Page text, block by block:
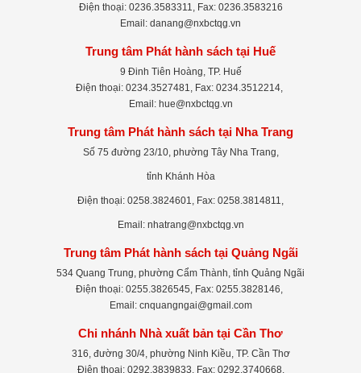
Điện thoại: 0236.3583311, Fax: 0236.3583216
Email: danang@nxbctqg.vn
Trung tâm Phát hành sách tại Huế
9 Đinh Tiên Hoàng, TP. Huế
Điện thoại: 0234.3527481, Fax: 0234.3512214,
Email: hue@nxbctqg.vn
Trung tâm Phát hành sách tại Nha Trang
Số 75 đường 23/10, phường Tây Nha Trang,
tỉnh Khánh Hòa
Điện thoại: 0258.3824601, Fax: 0258.3814811,
Email: nhatrang@nxbctqg.vn
Trung tâm Phát hành sách tại Quảng Ngãi
534 Quang Trung, phường Cẩm Thành, tỉnh Quảng Ngãi
Điện thoại: 0255.3826545, Fax: 0255.3828146,
Email: cnquangngai@gmail.com
Chi nhánh Nhà xuất bản tại Cần Thơ
316, đường 30/4, phường Ninh Kiều, TP. Cần Thơ
Điện thoại: 0292.3839833, Fax: 0292.3740668,